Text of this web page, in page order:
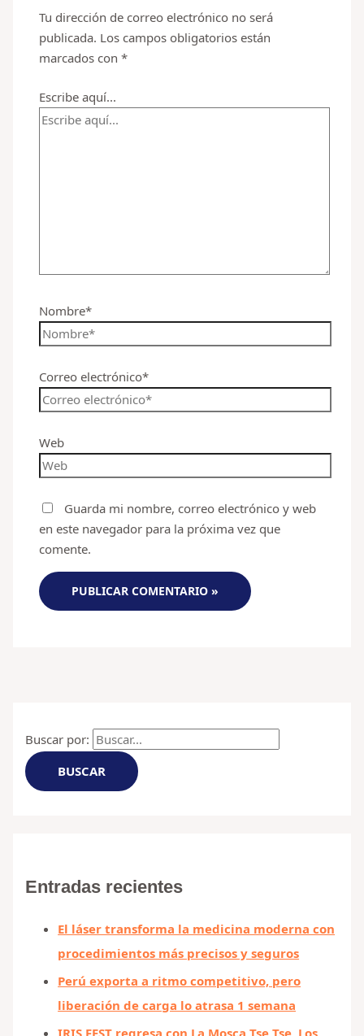
Tu dirección de correo electrónico no será
publicada. Los campos obligatorios están
marcados con*
Escribe aquí...
Nombre*
Correo electrónico*
Web
Guarda mi nombre, correo electrónico y web
en este navegador para la próxima vez que
comente.
Buscar por:
Entradas recientes
El láser transforma la medicina moderna con
procedimientos más precisos y seguros
Perú exporta a ritmo competitivo, pero
liberación de carga lo atrasa 1 semana
IRIS FEST regresa con La Mosca Tse Tse, Los